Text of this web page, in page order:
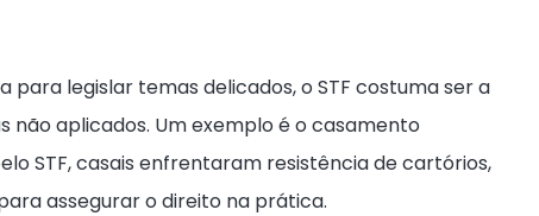
legislar temas delicados, o STF costuma ser a
aplicados. Um exemplo é o casamento
STF, casais enfrentaram resistência de cartórios,
assegurar o direito na prática.